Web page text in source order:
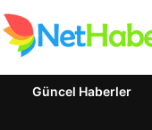
Güncel Haberler